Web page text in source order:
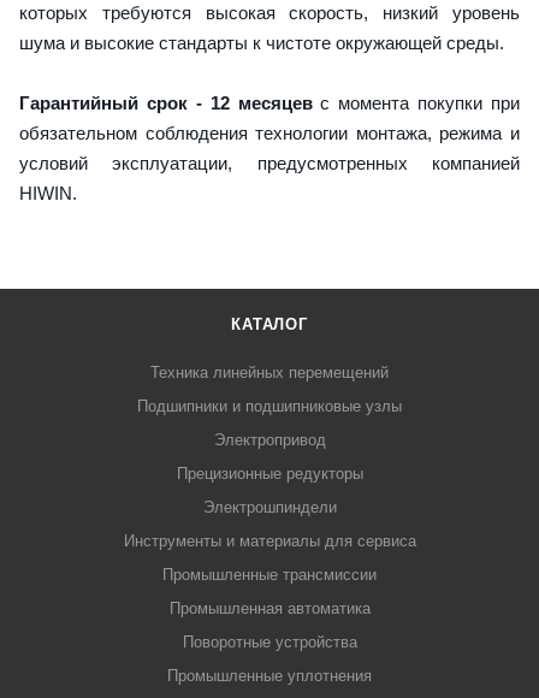
которых требуются высокая скорость, низкий уровень
шума и высокие стандарты к чистоте окружающей среды.
Гарантийный срок - 12 месяцевс момента покупки при
обязательном соблюдения технологии монтажа, режима и
условий эксплуатации, предусмотренных компанией
HIWIN.
КАТАЛОГ
Техника линейных перемещений
Подшипники и подшипниковые узлы
Электропривод
Прецизионные редукторы
Электрошпиндели
Инструменты и материалы для сервиса
Промышленные трансмиссии
Промышленная автоматика
Поворотные устройства
Промышленные уплотнения